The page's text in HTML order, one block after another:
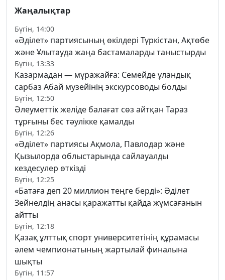
Жаңалықтар
Бүгін, 14:00
«Әділет» партиясының өкілдері Түркістан, Ақтөбе
және Ұлытауда жаңа бастамаларды таныстырды
Бүгін, 13:33
Казармадан — мұражайға: Семейде ұландық
сарбаз Абай музейінің экскурсоводы болды
Бүгін, 12:50
Әлеуметтік желіде балағат сөз айтқан Тараз
тұрғыны бес тәулікке қамалды
Бүгін, 12:26
«Әділет» партиясы Ақмола, Павлодар және
Қызылорда облыстарында сайлауалды
кездесулер өткізді
Бүгін, 12:25
«Батаға деп 20 миллион теңге берді»: Әділет
Зейнелдің анасы қаражатты қайда жұмсағанын
айтты
Бүгін, 12:18
Қазақ ұлттық спорт университетінің құрамасы
әлем чемпионатының жартылай финалына
шықты
Бүгін, 11:57